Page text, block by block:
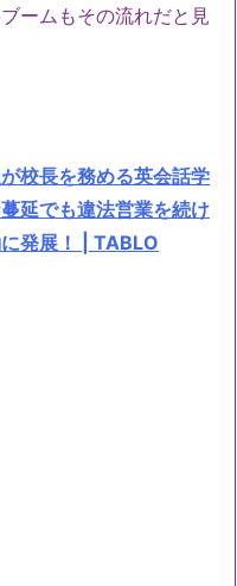
ームもその流れだと見
校長を務める英会話学
延でも違法営業を続け
発展！ | TABLO